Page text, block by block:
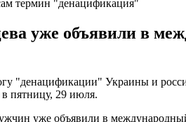
термин "денацификация"
уже объявили в
"денацификации" Украины и
пятницу, 29 июля.
уже объявили в